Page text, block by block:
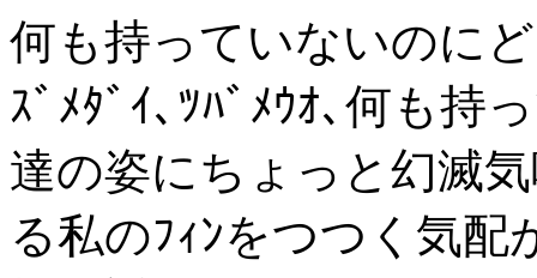
何も持っていないのに
ｽﾞﾒﾀﾞｲ､ﾂﾊﾞﾒｳｵ､何も持
達の姿にちょっと幻滅
る私のﾌｨﾝをつつく気配